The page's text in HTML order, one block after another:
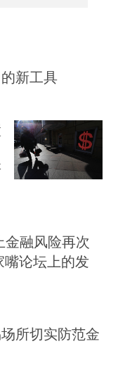
新工具
融风险再次
论坛上的发
所切实防范金